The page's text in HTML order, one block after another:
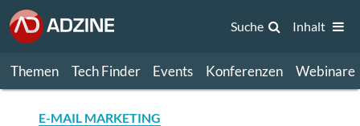
Themen Tech Finder Events Konferenzen Webinare
Suche Inhalt
E-MAIL MARKETING